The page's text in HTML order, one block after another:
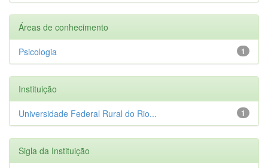
Áreas de conhecimento
1
Psicologia
Instituição
1
Universidade Federal Rural do Rio...
Sigla da Instituição